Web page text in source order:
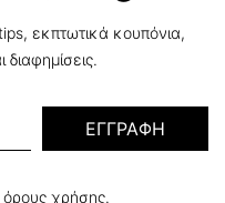
εκπτωτικά κουπόνια,
ΕΓΓΡΑΦΗ
όρους χρήσης.